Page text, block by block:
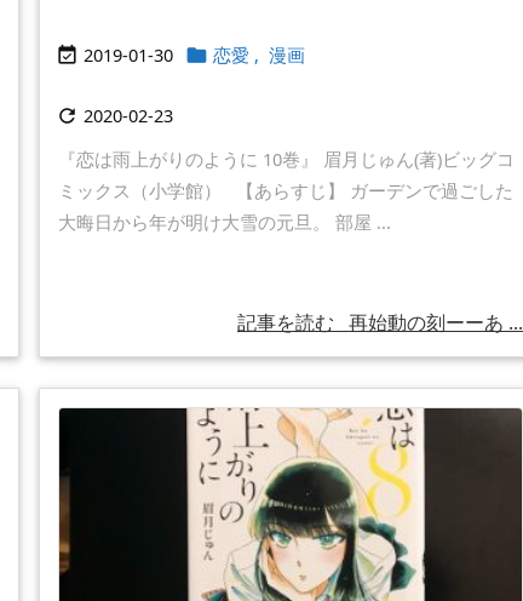
 2019-01-30  恋愛 , 漫画
 2020-02-23
『恋は雨上がりのように 10巻』 眉月じゅん(著)ビッグコ
ミックス（小学館） 【あらすじ】 ガーデンで過ごした
大晦日から年が明け大雪の元旦。 部屋 ...
記事を読む 再始動の刻ーーあ ...